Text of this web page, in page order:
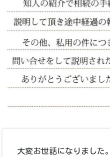
大変お世話になりました。